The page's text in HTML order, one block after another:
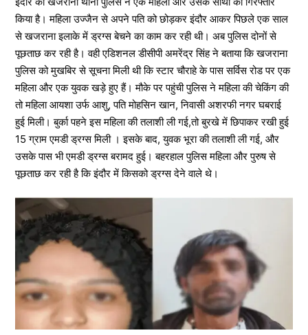
किया है। महिला उज्जैन से अपने पति को छोड़कर इंदौर आकर पिछले एक साल
से खजराना इलाके में ड्रग्स बेचने का काम कर रही थी। अब पुलिस दोनों से
पूछताछ कर रही है। वही एडिशनल डीसीपी अमरेंद्र सिंह ने बताया कि खजराना
पुलिस को मुखबिर से सूचना मिली थी कि स्टार चौराहे के पास सर्विस रोड पर एक
महिला और एक युवक खड़े हुए हैं। मौके पर पहुंची पुलिस ने महिला की चेकिंग की
तो महिला आयशा उर्फ आशु, पति मोहसिन खान, निवासी अशरफी नगर घबराई
हुई मिली। बुर्का पहने इस महिला की तलाशी ली गई,तो बुरखे में छिपाकर रखी हुई
15 ग्राम एमडी ड्रग्स मिली । इसके बाद, युवक भूरा की तलाशी ली गई, और
उसके पास भी एमडी ड्रग्स बरामद हुई। बहरहाल पुलिस महिला और पुरुष से
पूछताछ कर रही है कि इंदौर में किसको ड्रग्स देने वाले थे।